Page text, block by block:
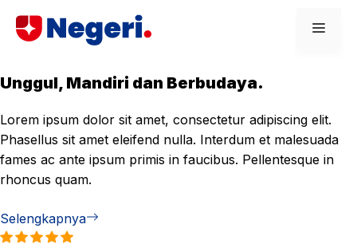
Unggul, Mandiri dan Berbudaya.
Lorem ipsum dolor sit amet, consectetur adipiscing elit.
Phasellus sit amet eleifend nulla. Interdum et malesuada
fames ac ante ipsum primis in faucibus. Pellentesque in
rhoncus quam.
Selengkapnya